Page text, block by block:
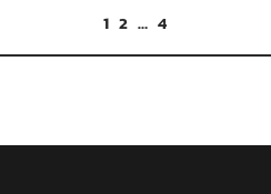
1 2 … 4